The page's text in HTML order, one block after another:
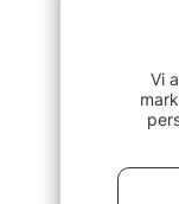
Vi